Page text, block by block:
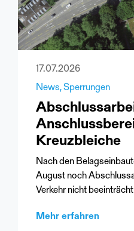
17.07.2026
News Sperrungen
Kreuzbleiche
Nach den
August noch
Verkehr nicht
Mehr erfahren